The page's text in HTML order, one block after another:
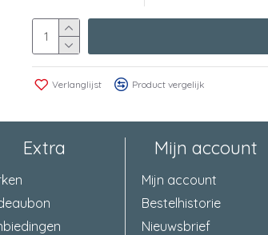
Verlanglijst Product vergelijk
Extra Mijn account
Mijn account
Bestelhistorie
Nieuwsbrief